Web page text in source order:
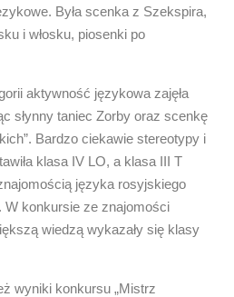
Była scenka z Szekspira,
i włosku, piosenki po
aktywność językowa zajęła
słynny taniec Zorby oraz scenkę
Bardzo ciekawie stereotypy i
klasa IV LO, a klasa III T
języka rosyjskiego
W konkursie ze znajomości
wiedzą wykazały się klasy
wyniki konkursu „Mistrz